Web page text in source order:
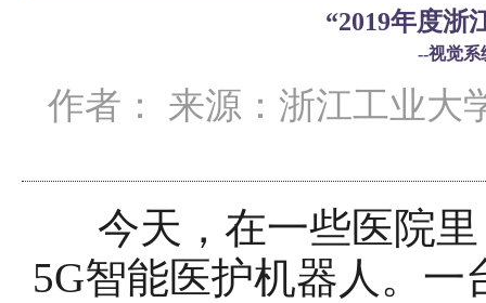
“2019年度浙
--视觉系
作者： 来源：浙江工业大
今天，在一些医院里
5G智能医护机器人。一